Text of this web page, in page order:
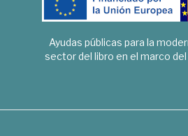
Ayudas públicas para la
sector del libro en el marco